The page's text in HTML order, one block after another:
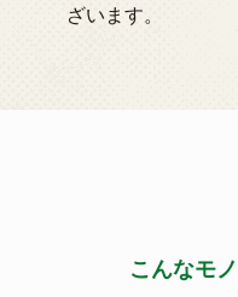
ざいます。
こんなモ